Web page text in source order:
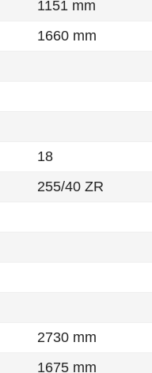
1151 mm
1660 mm
18
255/40 ZR
2730 mm
1675 mm